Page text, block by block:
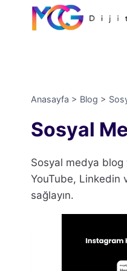
Anasayfa > Blog >
Sosyal
Sosyal medya blog
YouTube, Linkedin
sağlayın.